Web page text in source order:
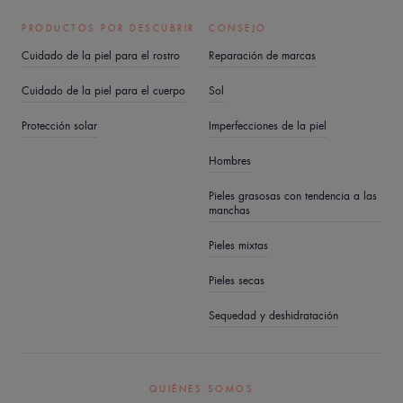
limpiador o la espuma limpiadora, elimina con suavidad
el cloro y la cal del agua del grifo gracias a sus
Hidratar la piel a diario
• Proteger la piel de las agresiones externas
(contaminación, frío, viento, sol)
PRODUCTOS POR DESCUBRIR
Cuidado de la piel para el rostro
Cuidado de la piel para el cuerpo
Protección solar
CONSEJO
Reparación de marcas
Sol
Imperfecciones de la piel
Hombres
Pieles grasosas con tendencia a las
manchas
Pieles mixtas
Pieles secas
Sequedad y deshidratación
QUIÉNES SOMOS